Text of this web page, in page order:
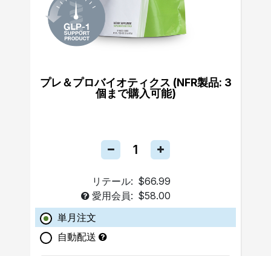
プレ＆プロバイオティクス (NFR製品: 3
個まで購入可能)
リテール: $66.99
愛用会員: $58.00
単月注文
自動配送